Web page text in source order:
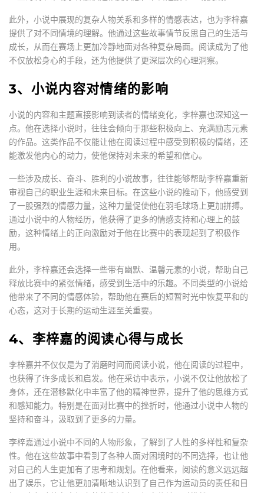
此外，小说中展现的复杂人物关系和多样的情感表达，也为李梓嘉
提供了对不同情境的理解。他通过这些故事情节反思自己的生活与
成长，从而在赛场上更加冷静地面对各种复杂局面。阅读成为了他
不仅放松身心的手段，还为他提供了更深层次的心理洞察。
3、小说内容对情绪的影响
小说的内容和主题直接影响到读者的情绪变化，李梓嘉也深知这一
点。他在选择小说时，往往会倾向于那些积极向上、充满励志元素
的作品。这类作品不仅能让他在阅读过程中感受到积极的情绪，还
能激发他内心的动力，使他保持对未来的希望和信心。
一些涉及成长、奋斗、胜利的小说故事，往往能够帮助李梓嘉重新
审视自己的职业生涯和未来目标。在这些小说的推动下，他感受到
了一股强烈的情感力量，这种力量促使他在羽毛球场上更加拼搏。
通过小说中的人物经历，他获得了更多的情感支持和心理上的鼓
励，这种情绪上的正向激励对于他在比赛中的表现起到了积极作
用。
此外，李梓嘉还会选择一些带有幽默、温馨元素的小说，帮助自己
释放比赛中的紧张情绪，感受到生活中的乐趣。不同类型的小说给
他带来了不同的情感体验，帮助他在赛后的短暂时光中恢复平和的
心态，这对于长期的运动生涯至关重要。
4、李梓嘉的阅读心得与成长
李梓嘉并不仅仅是为了消磨时间而阅读小说，他在阅读的过程中，
也获得了许多成长和启发。他在采访中表示，小说不仅让他放松了
身体，还在潜移默化中丰富了他的精神世界，提升了他的思维方式
和感知能力。特别是在面对比赛中的挫折时，他通过小说中人物的
坚持和奋斗，汲取到了更多的力量。
李梓嘉通过小说中不同的人物形象，了解到了人性的多样性和复杂
性。他在这些故事中看到了各种人面对困境时的不同选择，也让他
对自己的人生更加有了思考和规划。在他看来，阅读的意义远远超
出了娱乐，它让他更加清晰地认识到了自己作为运动员的责任和目